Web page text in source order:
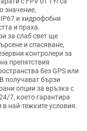
значение,
и хидрофобни
и праха.
за слаб свет ще
и спасяване,
контролери за
препятствия
без GPS или
получават бързи
опции за връзка с
7, което гарантира
най-тежките условия.